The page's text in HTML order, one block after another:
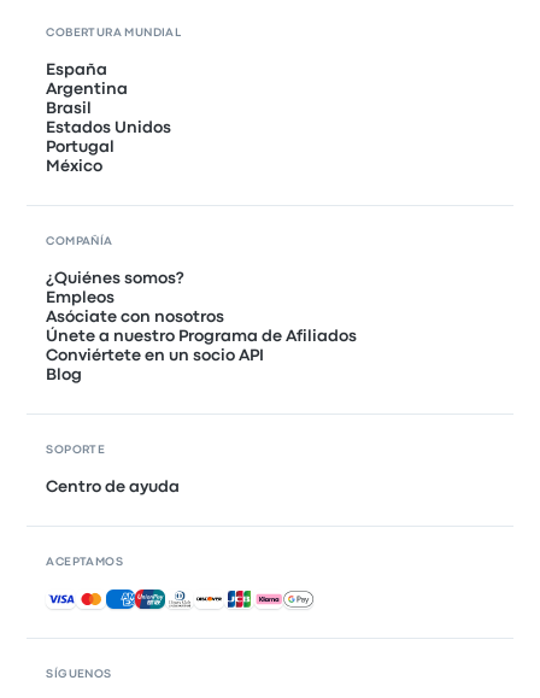
SÍGUENOS
COBERTURA MUNDIAL
España
Argentina
Brasil
Estados Unidos
Portugal
México
COMPAÑÍA
¿Quiénes somos?
Empleos
Asóciate con nosotros
Únete a nuestro Programa de Afiliados
Conviértete en un socio API
Blog
SOPORTE
Centro de ayuda
ACEPTAMOS
Pagos aceptados